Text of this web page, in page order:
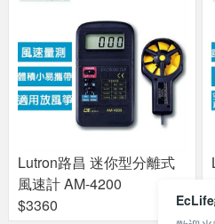
Lutron路昌 迷你型分離式
風速計 AM-4200
$3360